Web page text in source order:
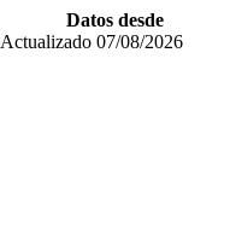
Datos desde
Actualizado 07/08/2026